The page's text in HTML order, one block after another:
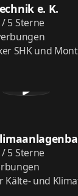
e. K.
/ 5 Sterne
SHK und
/ 5 Sterne
Kälte- und